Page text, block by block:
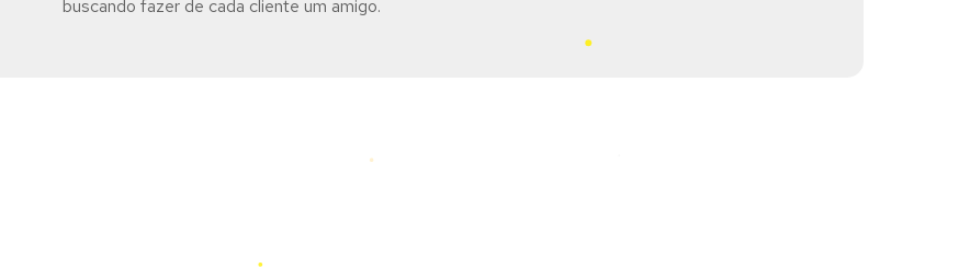
buscando fazer de cada cliente um amigo.